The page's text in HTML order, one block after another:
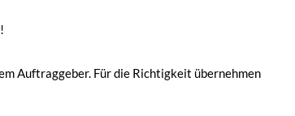
Auftraggeber. Für die Richtigkeit übernehmen